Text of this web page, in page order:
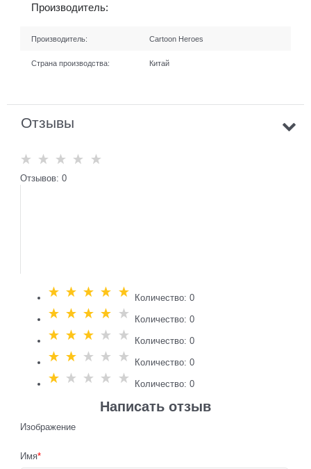
Производитель:
Производитель: Cartoon Heroes
Страна производства: Китай
Отзывы
Отзывов: 0
Количество: 0
Количество: 0
Количество: 0
Количество: 0
Количество: 0
Написать отзыв
Изображение
Имя